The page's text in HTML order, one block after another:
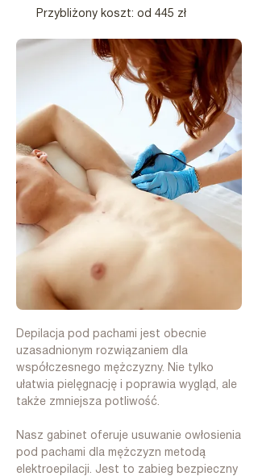
Przybliżony koszt: od 445 zł
Depilacja pod pachami jest obecnie
uzasadnionym rozwiązaniem dla
współczesnego mężczyzny. Nie tylko
ułatwia pielęgnację i poprawia wygląd, ale
także zmniejsza potliwość.
Nasz gabinet oferuje usuwanie owłosienia
pod pachami dla mężczyzn metodą
elektroepilacji. Jest to zabieg bezpieczny